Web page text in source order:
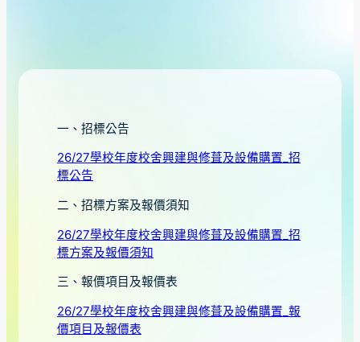
一、招標公告
26/27學校年度校舍興建與修葺及設備購置_招
標公告
二、招標方案及報價須知
26/27學校年度校舍興建與修葺及設備購置_招
標方案及報價須知
三、報價項目及報價表
26/27學校年度校舍興建與修葺及設備購置_報
價項目及報價表